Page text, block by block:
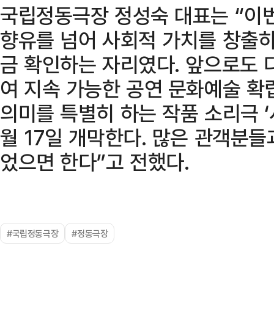
국립정동극장 정성숙 대표는 “이
향유를 넘어 사회적 가치를 창출
금 확인하는 자리였다. 앞으로도
여 지속 가능한 공연 문화예술
의미를 특별히 하는 작품 소리
월 17일 개막한다. 많은 관객분
었으면 한다”고 전했다.
#국립정동극장 #정동극장